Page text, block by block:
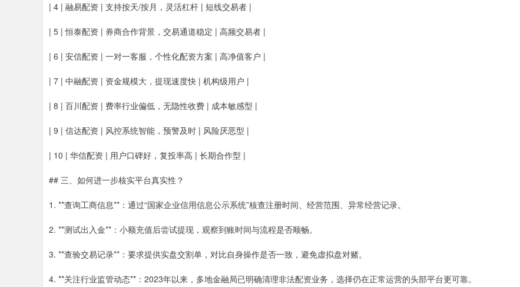
| 4 | 融易配资 | 支持按天/按月，灵活杠杆 | 短线交易者 |
| 5 | 恒泰配资 | 券商合作背景，交易通道稳定 | 高频交易者 |
| 6 | 安信配资 | 一对一客服，个性化配资方案 | 高净值客户 |
| 7 | 中融配资 | 资金规模大，提现速度快 | 机构级用户 |
| 8 | 百川配资 | 费率行业偏低，无隐性收费 | 成本敏感型 |
| 9 | 信达配资 | 风控系统智能，预警及时 | 风险厌恶型 |
| 10 | 华信配资 | 用户口碑好，复投率高 | 长期合作型 |
## 三、如何进一步核实平台真实性？
1. **查询工商信息**：通过“国家企业信用信息公示系统”核查注册时间、经营范围、异常经营记录。
2. **测试出入金**：小额充值后尝试提现，观察到账时间与流程是否顺畅。
3. **查验交易记录**：要求提供实盘交割单，对比自身操作是否一致，避免虚拟盘对赌。
4. **关注行业监管动态**：2023年以来，多地金融局已明确清理非法配资业务，选择仍在正常运营的头部平台更可靠。